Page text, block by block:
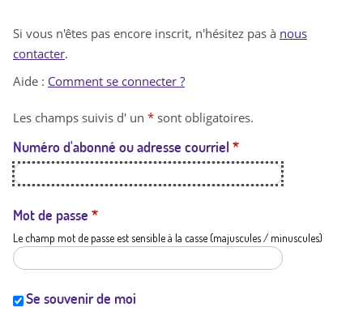
n
t
a
t
i
Si vous n'êtes pas encore inscrit, n'hésitez pas à nous
contacter.
Aide : Comment se connecter ?
Les champs suivis d' un * sont obligatoires.
Numéro d'abonné ou adresse courriel *
Mot de passe *
Le champ mot de passe est sensible à la casse (majuscules / minuscules)
Se souvenir de moi